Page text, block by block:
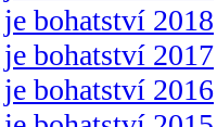
bohatství 2018
bohatství 2017
bohatství 2016